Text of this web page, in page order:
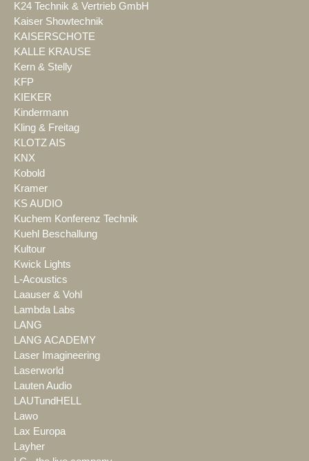
K24 Technik & Vertrieb GmbH
Kaiser Showtechnik
KAISERSCHOTE
KALLE KRAUSE
Kern & Stelly
KFP
KIEKER
Kindermann
Kling & Freitag
KLOTZ AIS
KNX
Kobold
Kramer
KS AUDIO
Kuchem Konferenz Technik
Kuehl Beschallung
Kultour
Kwick Lights
L-Acoustics
Laauser & Vohl
Lambda Labs
LANG
LANG ACADEMY
Laser Imagineering
Laserworld
Lauten Audio
LAUTundHELL
Lawo
Lax Europa
Layher